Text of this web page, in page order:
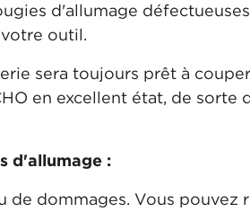
d'allumage
outil.
sera toujours prêt à
en excellent état, de sorte
d'allumage :
de dommages. Vous pouvez